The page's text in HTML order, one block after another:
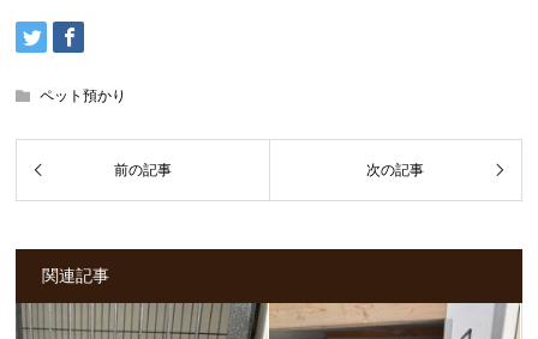
ペット預かり
関連記事